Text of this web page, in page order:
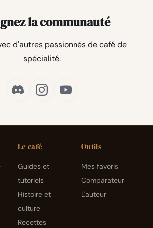
la communauté
d'autres passionnés de café de
spécialité.
Le café
Guides et
tutoriels
Histoire et
culture
Recettes
Outils
Mes favoris
Comparateur
L'auteur